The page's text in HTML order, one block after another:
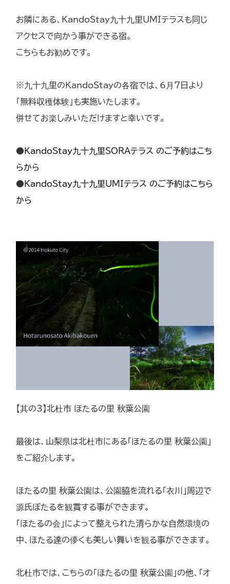
お隣にある、KandoStay九十九里UMIテラスも同じ
アクセスで向かう事ができる宿。
こちらもお勧めです。
※九十九里のKandoStayの各宿では、6月7日より
「無料収穫体験」も実施いたします。
併せてお楽しみいただけますと幸いです。
●KandoStay九十九里SORAテラス のご予約はこち
らから
●KandoStay九十九里UMIテラス のご予約はこちら
から
【其の3】北杜市 ほたるの里 秋葉公園
最後は、山梨県は北杜市にある「ほたるの里 秋葉公園」
をご紹介します。
ほたるの里 秋葉公園は、公園脇を流れる「衣川」周辺で
源氏ぼたるを観賞する事ができます。
「ほたるの会」によって整えられた清らかな自然環境の
中、ほたる達の儚くも美しい舞いを観る事ができます。
北杜市では、こちらの「ほたるの里 秋葉公園」の他、「オ